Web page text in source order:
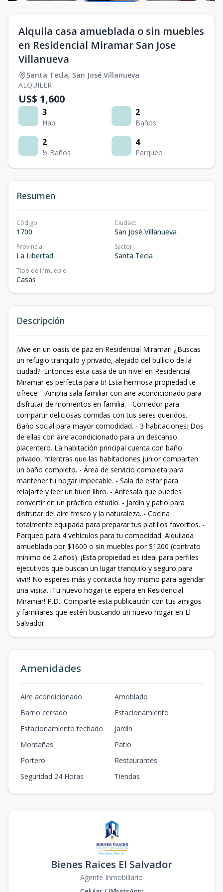
Alquila casa amueblada o sin muebles
en Residencial Miramar San Jose
Villanueva
Santa Tecla, San José Villanueva
ALQUILER
US$ 1,600
3
Hab.
2
Baños
2
½ Baños
4
Parqueo
Resumen
Código:
1700
Ciudad:
San José Villanueva
Provincia:
La Libertad
Sector:
Santa Tecla
Tipo de inmueble:
Casas
Descripción
¡Vive en un oasis de paz en Residencial Miramar! ¿Buscas
un refugio tranquilo y privado, alejado del bullicio de la
ciudad? ¡Entonces esta casa de un nivel en Residencial
Miramar es perfecta para ti! Esta hermosa propiedad te
ofrece: - Amplia sala familiar con aire acondicionado para
disfrutar de momentos en familia. - Comedor para
compartir deliciosas comidas con tus seres queridos. -
Baño social para mayor comodidad. - 3 habitaciones: Dos
de ellas con aire acondicionado para un descanso
placentero. La habitación principal cuenta con baño
privado, mientras que las habitaciones junior comparten
un baño completo. - Área de servicio completa para
mantener tu hogar impecable. - Sala de estar para
relajarte y leer un buen libro. - Antesala que puedes
convertir en un práctico estudio. - Jardín y patio para
disfrutar del aire fresco y la naturaleza. - Cocina
totalmente equipada para preparar tus platillos favoritos. -
Parqueo para 4 vehículos para tu comodidad. Alquilada
amueblada por $1600 o sin muebles por $1200 (contrato
mínimo de 2 años). ¡Esta propiedad es ideal para perfiles
ejecutivos que buscan un lugar tranquilo y seguro para
vivir! No esperes más y contacta hoy mismo para agendar
una visita. ¡Tu nuevo hogar te espera en Residencial
Miramar! P.D.: Comparte esta publicación con tus amigos
y familiares que estén buscando un nuevo hogar en El
Salvador.
Amenidades
Aire acondicionado
Amoblado
Barrio cerrado
Estacionamiento
Estacionamiento techado
Jardín
Montañas
Patio
Portero
Restaurantes
Seguridad 24 Horas
Tiendas
Bienes Raices El Salvador
Agente Inmobiliario